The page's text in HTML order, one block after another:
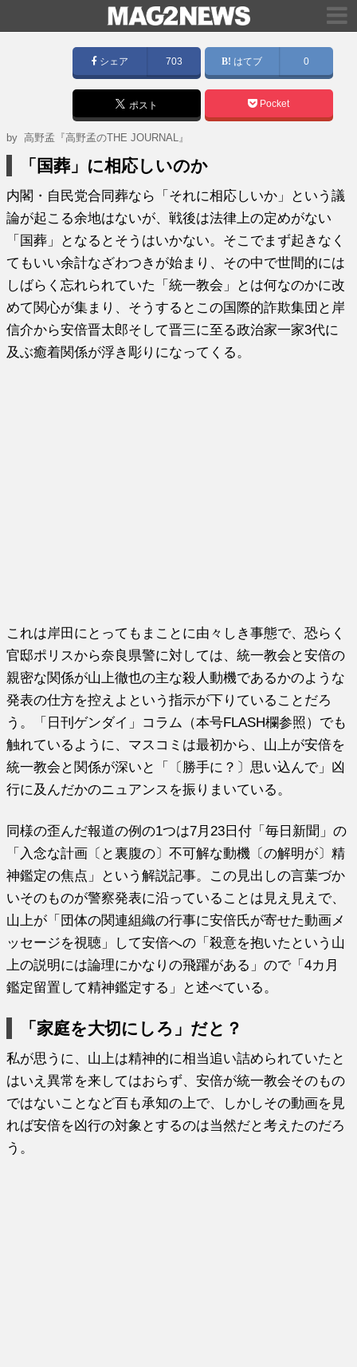
シェア 703 はてブ 0
ポスト Pocket
by高野孟『高野孟のTHE JOURNAL』
「国葬」に相応しいのか
内閣・自民党合同葬なら「それに相応しいか」という議
論が起こる余地はないが、戦後は法律上の定めがない
「国葬」となるとそうはいかない。そこでまず起きなく
てもいい余計なざわつきが始まり、その中で世間的には
しばらく忘れられていた「統一教会」とは何なのかに改
めて関心が集まり、そうするとこの国際的詐欺集団と岸
信介から安倍晋太郎そして晋三に至る政治家一家3代に
及ぶ癒着関係が浮き彫りになってくる。
これは岸田にとってもまことに由々しき事態で、恐らく
官邸ポリスから奈良県警に対しては、統一教会と安倍の
親密な関係が山上徹也の主な殺人動機であるかのような
発表の仕方を控えよという指示が下りていることだろ
う。「日刊ゲンダイ」コラム（本号FLASH欄参照）でも
触れているように、マスコミは最初から、山上が安倍を
統一教会と関係が深いと「〔勝手に？〕思い込んで」凶
行に及んだかのニュアンスを振りまいている。
同様の歪んだ報道の例の1つは7月23日付「毎日新聞」の
「入念な計画〔と裏腹の〕不可解な動機〔の解明が〕精
神鑑定の焦点」という解説記事。この見出しの言葉づか
いそのものが警察発表に沿っていることは見え見えで、
山上が「団体の関連組織の行事に安倍氏が寄せた動画メ
ッセージを視聴」して安倍への「殺意を抱いたという山
上の説明には論理にかなりの飛躍がある」ので「4カ月
鑑定留置して精神鑑定する」と述べている。
「家庭を大切にしろ」だと？
私が思うに、山上は精神的に相当追い詰められていたと
はいえ異常を来してはおらず、安倍が統一教会そのもの
ではないことなど百も承知の上で、しかしその動画を見
れば安倍を凶行の対象とするのは当然だと考えたのだろ
う。